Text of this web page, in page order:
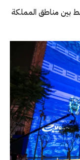
بين مناطق المملكة